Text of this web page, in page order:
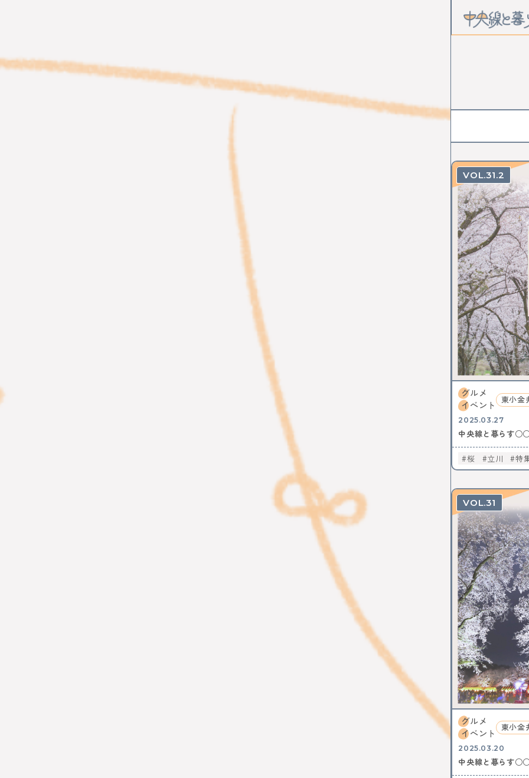
中野
高円
武蔵境
国立
立川
西立川
東
小作
河辺
イルミネー
レポート
イタリアン
スイーツ
中野サンプ
歴史
ア
ワークショ
カフェ散歩
自動車教習
イマジナス
中央線か
ソーセージ
地域活性化
模様替え
吉祥寺
ヴィンテー
ビールフェ
中央線コー
はじまるし
阿佐谷
カレー
ファミリー
31.2
グルメ
イベント
東小金
2025.03.27
中央線と暮らす
桜 立川 特
31
グルメ
イベント
東小金
2025.03.20
中央線と暮らす